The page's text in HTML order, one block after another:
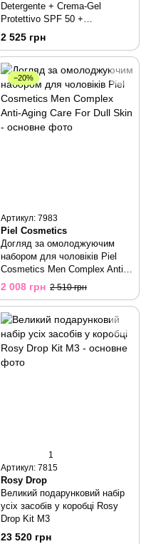
Detergente + Crema-Gel
Protettivo SPF 50 +
Carbossiterapia CO2 Per Il
2 525 грн
−20%
Артикул: 7983
Piel Cosmetics
Догляд за омолоджуючим
набором для чоловіків Piel
Cosmetics Men Complex Anti-
Aging Care For Dull Skin
2 008 грн 2 510 грн
1
Артикул: 7815
Rosy Drop
Великий подарунковий набір
усіх засобів у коробці Rosy
Drop Kit M3
23 520 грн